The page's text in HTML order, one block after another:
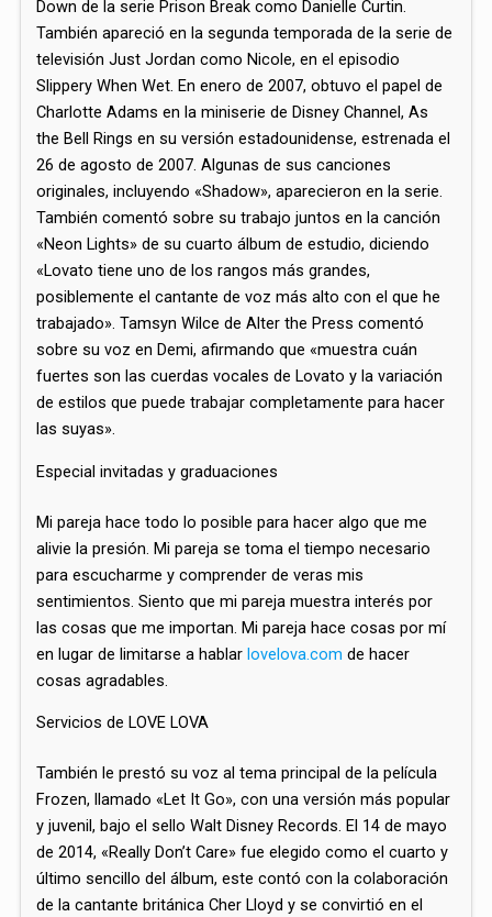
Down de la serie Prison Break como Danielle Curtin.​
También apareció en la segunda temporada de la serie de
televisión Just Jordan como Nicole, en el episodio
Slippery When Wet.​ En enero de 2007, obtuvo el papel de
Charlotte Adams en la miniserie de Disney Channel, As
the Bell Rings en su versión estadounidense, estrenada el
26 de agosto de 2007.​ Algunas de sus canciones
originales, incluyendo «Shadow», aparecieron en la serie.
También comentó sobre su trabajo juntos en la canción
«Neon Lights» de su cuarto álbum de estudio, diciendo
«Lovato tiene uno de los rangos más grandes,
posiblemente el cantante de voz más alto con el que he
trabajado».​ Tamsyn Wilce de Alter the Press comentó
sobre su voz en Demi, afirmando que «muestra cuán
fuertes son las cuerdas vocales de Lovato y la variación
de estilos que puede trabajar completamente para hacer
las suyas».​
Especial invitadas y graduaciones
Mi pareja hace todo lo posible para hacer algo que me
alivie la presión. Mi pareja se toma el tiempo necesario
para escucharme y comprender de veras mis
sentimientos. Siento que mi pareja muestra interés por
las cosas que me importan. Mi pareja hace cosas por mí
en lugar de limitarse a hablarlovelova.com de hacer
cosas agradables.
Servicios de LOVE LOVA
También le prestó su voz al tema principal de la película
Frozen, llamado «Let It Go»,​​​​​​​ con una versión más popular
y juvenil, bajo el sello Walt Disney Records. El 14 de mayo
de 2014, «Really Don’t Care» fue elegido como el cuarto y
último sencillo del álbum, este contó con la colaboración
de la cantante británica Cher Lloyd​ y se convirtió en el